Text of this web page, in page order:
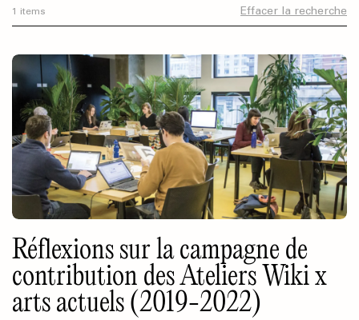
1 items Effacer la recherche
Réflexions sur la campagne de
contribution des Ateliers Wiki x
arts actuels (2019-2022)